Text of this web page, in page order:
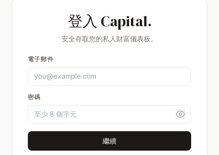
登入 Capital.
安全存取您的私人財富儀表板。
電子郵件
密碼
繼續